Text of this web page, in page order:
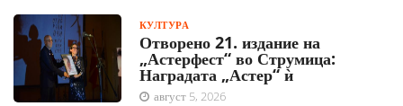
КУЛТУРА
Отворено 21. издание на
„Астерфест“ во Струмица:
Наградата „Астер“ ѝ
август 5, 2026